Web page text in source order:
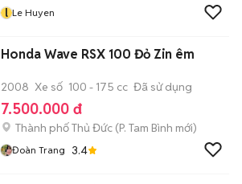
l Le Huyen
Honda Wave RSX 100 Đỏ Zin êm
2008 Xe số 100 - 175 cc Đã sử dụng
7.500.000 đ
Thành phố Thủ Đức (P. Tam Bình mới)
Đoàn Trang 3.4